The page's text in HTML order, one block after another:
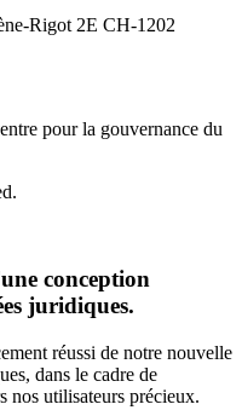
Rigot 2E CH-1202
pour la gouvernance du
conception
juridiques.
réussi de notre nouvelle
dans le cadre de
nos utilisateurs précieux.